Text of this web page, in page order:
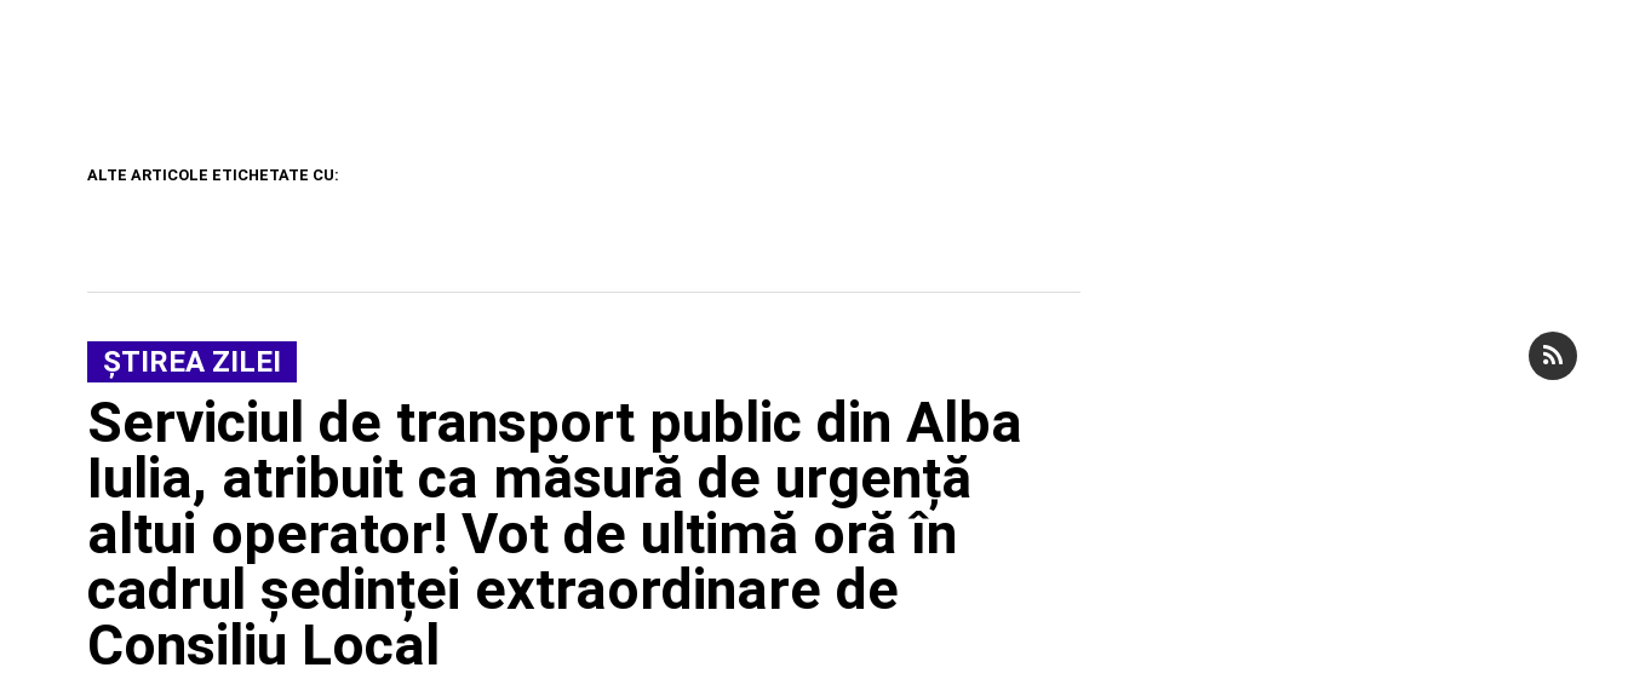
ALTE ARTICOLE ETICHETATE CU:
ŞTIREA ZILEI
Serviciul de transport public din Alba
Iulia, atribuit ca măsură de urgență
altui operator! Vot de ultimă oră în
cadrul ședinței extraordinare de
Consiliu Local